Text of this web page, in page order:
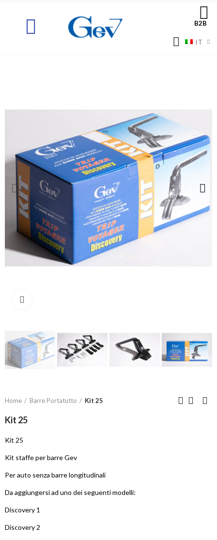
B2B
IT
Home Barre Portatutto Kit 25
Kit 25
Kit 25
Kit staffe per barre Gev
Per auto senza barre longitudinali
Da aggiungersi ad uno dei seguenti modelli:
Discovery 1
Discovery 2